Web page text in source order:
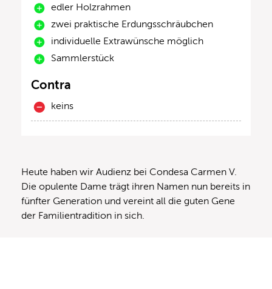
edler Holzrahmen
zwei praktische Erdungsschräubchen
individuelle Extrawünsche möglich
Sammlerstück
Contra
keins
Heute haben wir Audienz bei Condesa Carmen V.
Die opulente Dame trägt ihren Namen nun bereits in
fünfter Generation und vereint all die guten Gene
der Familientradition in sich.